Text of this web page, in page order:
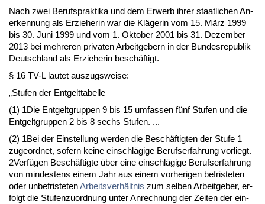
Nach zwei Be­rufs­prak­ti­ka und dem Er­werb ih­rer staat­li­chen An­
er­ken­nung als Er­zie­he­rin war die Kläge­rin vom 15. März 1999
bis 30. Ju­ni 1999 und vom 1. Ok­to­ber 2001 bis 31. De­zem­ber
2013 bei meh­re­ren pri­va­ten Ar­beit­ge­bern in der Bun­des­re­pu­blik
Deutsch­land als Er­zie­he­rin beschäftigt.
§ 16 TV-L lau­tet aus­zugs­wei­se:
„Stu­fen der Ent­gelt­ta­bel­le
(1) 1Die Ent­gelt­grup­pen 9 bis 15 um­fas­sen fünf Stu­fen und die
Ent­gelt­grup­pen 2 bis 8 sechs Stu­fen. ...
(2) 1Bei der Ein­stel­lung wer­den die Beschäftig­ten der Stu­fe 1
zu­ge­ord­net, so­fern kei­ne ein­schlägi­ge Be­rufs­er­fah­rung vor­liegt.
2Verfügen Beschäftig­te über ei­ne ein­schlägi­ge Be­rufs­er­fah­rung
von min­des­tens ei­nem Jahr aus ei­nem vor­he­ri­gen be­fris­te­ten
oder un­be­fris­te­tenAr­beits­verhält­nis zum sel­ben Ar­beit­ge­ber, er­
folgt die Stu­fen­zu­ord­nung un­ter An­rech­nung der Zei­ten der ein­